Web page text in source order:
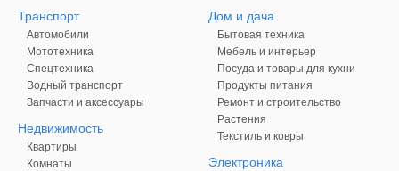
Транспорт
Автомобили
Мототехника
Спецтехника
Водный транспорт
Запчасти и аксессуары
Недвижимость
Квартиры
Комнаты
Дом и дача
Бытовая техника
Мебель и интерьер
Посуда и товары для кухни
Продукты питания
Ремонт и строительство
Растения
Текстиль и ковры
Электроника